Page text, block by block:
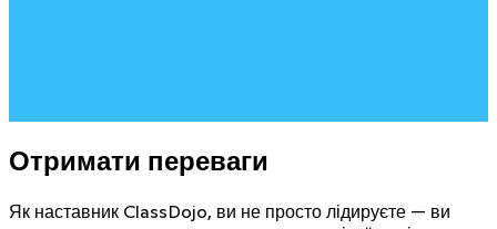
Отримати переваги
Як наставник ClassDojo, ви не просто лідируєте — ви